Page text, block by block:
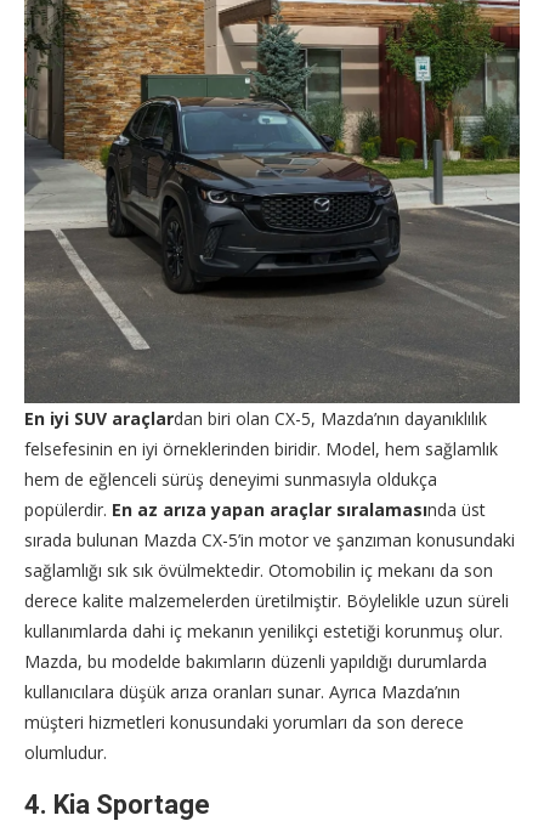
En iyi SUV araçlardan biri olan CX-5, Mazda’nın dayanıklılık
felsefesinin en iyi örneklerinden biridir. Model, hem sağlamlık
hem de eğlenceli sürüş deneyimi sunmasıyla oldukça
popülerdir. En az arıza yapan araçlar sıralamasında üst
sırada bulunan Mazda CX-5’in motor ve şanzıman konusundaki
sağlamlığı sık sık övülmektedir. Otomobilin iç mekanı da son
derece kalite malzemelerden üretilmiştir. Böylelikle uzun süreli
kullanımlarda dahi iç mekanın yenilikçi estetiği korunmuş olur.
Mazda, bu modelde bakımların düzenli yapıldığı durumlarda
kullanıcılara düşük arıza oranları sunar. Ayrıca Mazda’nın
müşteri hizmetleri konusundaki yorumları da son derece
olumludur.
4. Kia Sportage